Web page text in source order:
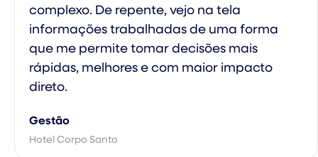
complexo. De repente, vejo na tela
informações trabalhadas de uma forma
que me permite tomar decisões mais
rápidas, melhores e com maior impacto
direto.
Gestão
Hotel Corpo Santo